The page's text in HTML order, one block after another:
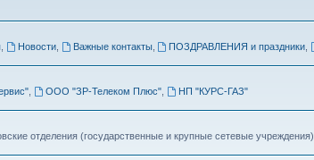
, Новости, Важные контакты, ПОЗДРАВЛЕНИЯ и праздники
, ООО "ЗР-Телеком Плюс", НП "КУРС-ГАЗ"
отделения (государственные и крупные сетевые учреждения)